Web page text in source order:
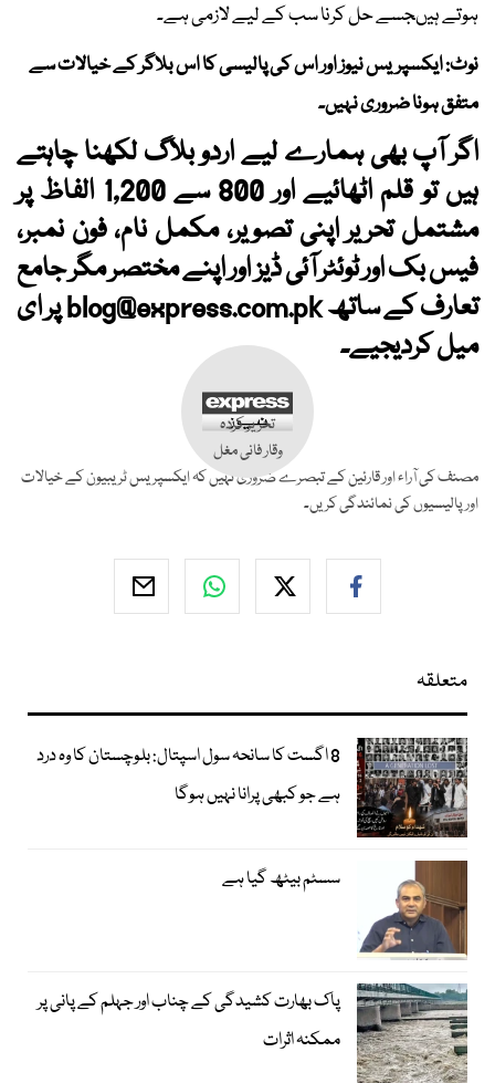
ہوتے ہیںجسے حل کرنا سب کے لیے لازمی ہے۔
نوٹ: ایکسپریس نیوز اور اس کی پالیسی کا اس بلاگر کے خیالات سے
متفق ہونا ضروری نہیں۔
اگر آپ بھی ہمارے لیے اردو بلاگ لکھنا چاہتے
ہیں تو قلم اٹھائیے اور 800 سے 1,200 الفاظ پر
مشتمل تحریر اپنی تصویر، مکمل نام، فون نمبر،
فیس بک اور ٹوئٹر آئی ڈیز اور اپنے مختصر مگر جامع
تعارف کے ساتھblog@express.com.pkپر ای
میل کردیجیے۔
تحریر کردہ
وقار فانی مغل
مصنف کی آراء اور قارئین کے تبصرے ضروری نہیں کہ ایکسپریس ٹریبیون کے خیالات
اور پالیسیوں کی نمائندگی کریں۔
متعلقہ
8 اگست کا سانحہ سول اسپتال: بلوچستان کا وہ درد
ہے جو کبھی پرانا نہیں ہوگا
سسٹم بیٹھ گیا ہے
پاک بھارت کشیدگی کے چناب اور جہلم کے پانی پر
ممکنہ اثرات